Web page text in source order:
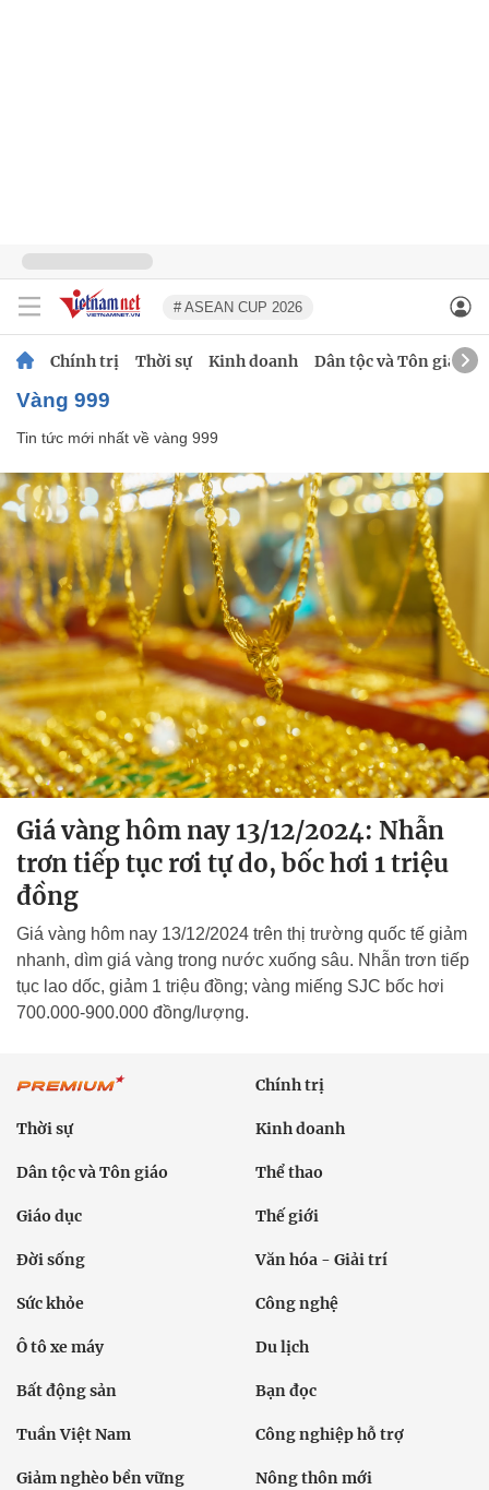
# ASEAN CUP 2026
Chính trị Thời sự Kinh doanh Dân tộc và Tôn giáo
vàng 999
Tin tức mới nhất về vàng 999
Giá vàng hôm nay 13/12/2024: Nhẫn
trơn tiếp tục rơi tự do, bốc hơi 1 triệu
đồng
Giá vàng hôm nay 13/12/2024 trên thị trường quốc tế giảm
nhanh, dìm giá vàng trong nước xuống sâu. Nhẫn trơn tiếp
tục lao dốc, giảm 1 triệu đồng; vàng miếng SJC bốc hơi
700.000-900.000 đồng/lượng.
Chính trị
Thời sự Kinh doanh
Dân tộc và Tôn giáo Thể thao
Giáo dục Thế giới
Đời sống Văn hóa - Giải trí
Sức khỏe Công nghệ
Ô tô xe máy Du lịch
Bất động sản Bạn đọc
Tuần Việt Nam Công nghiệp hỗ trợ
Giảm nghèo bền vững Nông thôn mới